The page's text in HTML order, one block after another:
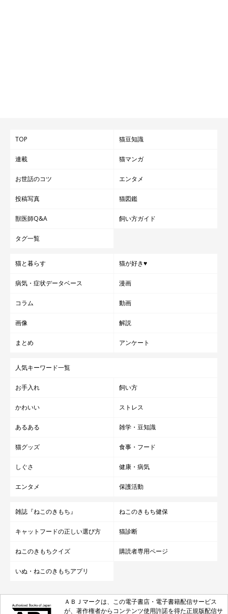
TOP 猫豆知識
連載 猫マンガ
お世話のコツ エンタメ
投稿写真 猫図鑑
獣医師Q&A 飼い方ガイド
タグ一覧
猫と暮らす 猫が好き♥
病気・症状データベース 漫画
コラム 動画
画像 解説
まとめ アンケート
人気キーワード一覧
お手入れ 飼い方
かわいい ストレス
あるある 雑学・豆知識
猫グッズ 食事・フード
しぐさ 健康・病気
エンタメ 保護活動
雑誌『ねこのきもち』 ねこのきもち健保
キャットフードの正しい選び方 猫診断
ねこのきもちクイズ 購読者専用ページ
いぬ・ねこのきもちアプリ
ＡＢＪマークは、この電子書店・電子書籍配信サービス
が、著作権者からコンテンツ使用許諾を得た正規版配信サ